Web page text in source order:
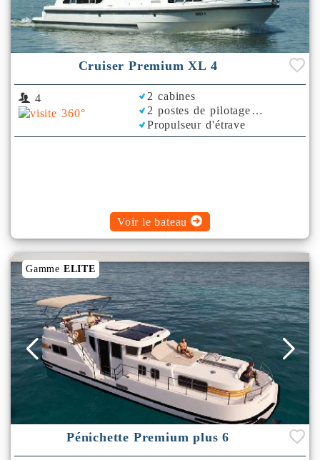
Cruiser Premium XL 4
4
2 cabines
2 postes de pilotage
Propulseur d'étrave
Bimini
Voir le bateau
Gamme ELITE
Pénichette Premium plus 6